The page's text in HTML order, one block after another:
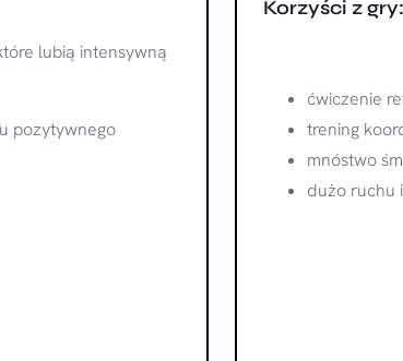
lubią intensywną
pozytywnego
Korzyści z gry:
ćwiczenie
trening
mnóstwo
dużo ruchu